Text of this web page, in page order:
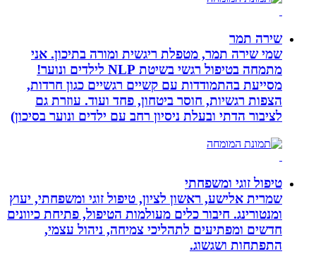
שירה תמר
שמי שירה תמר, מטפלת ריגשית ומורה בתיכון. אני
מתמחה בטיפול רגשי בשיטת NLP לילדים ונוער!
מסייעת בהתמודדות עם קשיים רגשיים כגון חרדות,
הצפות רגשיות, חוסר ביטחון, פחד ועוד. עוזרת גם
לציבור הדתי ובעלת ניסיון רחב עם ילדים ונוער בסיכון)
טיפול זוגי ומשפחתי
שמרית אלישע, ראשון לציון, טיפול זוגי ומשפחתי, יעוץ
ומנטורינג. חיבור כלים מעולמות הטיפול, פתיחת כיוונים
חדשים ומפתיעים לתהליכי צמיחה, ניהול עצמי,
התפתחות ושגשוג.